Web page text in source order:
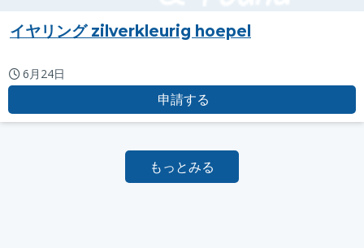
イヤリング zilverkleurig hoepel
6月24日
申請する
もっとみる